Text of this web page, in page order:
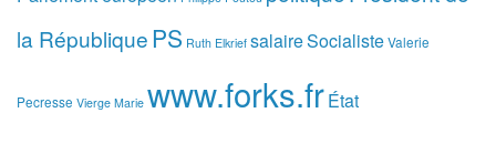
la République PS Ruth Elkrief salaireSocialisteValerie
Pecresse Vierge Marie www.forks.frÉtat